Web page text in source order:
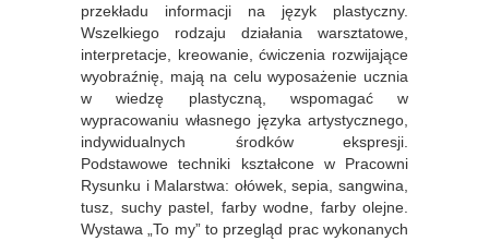
przekładu informacji na język plastyczny.
Wszelkiego rodzaju działania warsztatowe,
interpretacje, kreowanie, ćwiczenia rozwijające
wyobraźnię, mają na celu wyposażenie ucznia
w wiedzę plastyczną, wspomagać w
wypracowaniu własnego języka artystycznego,
indywidualnych środków ekspresji.
Podstawowe techniki kształcone w Pracowni
Rysunku i Malarstwa: ołówek, sepia, sangwina,
tusz, suchy pastel, farby wodne, farby olejne.
Wystawa „To my” to przegląd prac wykonanych